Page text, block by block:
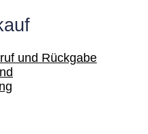
und Rückgabe